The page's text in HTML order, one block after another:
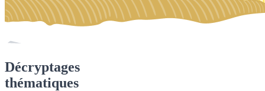
Décryptages
thématiques